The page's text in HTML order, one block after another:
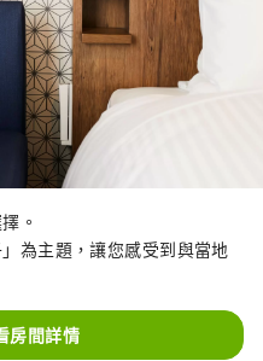
。
為主題，讓您感受到與當地
房間詳情